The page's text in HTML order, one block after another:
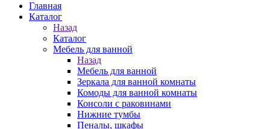
Главная
Каталог
Назад
Каталог
Мебель для ванной
Назад
Мебель для ванной
Зеркала для ванной комнаты
Комоды для ванной комнаты
Консоли с раковинами
Нижние тумбы
Пеналы, шкафы